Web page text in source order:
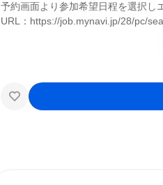
予約画面より参加希望日程を選択し
URL：https://job.mynavi.jp/28/pc/